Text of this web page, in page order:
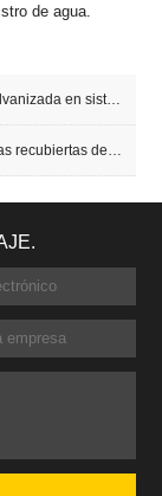
de agua.
de agua y plomería
de FBE